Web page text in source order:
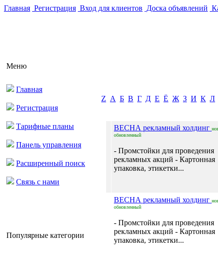
Главная Регистрация Вход для клиентов Доска объявлений
Меню
Главная
Регистрация
Тарифные планы
Панель управления
Расширенный поиск
Связь с нами
Популярные категории
Z А Б В Г Д Е Ё Ж З И К Л
ВЕСНА рекламный холдинг
обновленный
- Промстойки для проведения
рекламных акций - Картонная
упаковка, этикетки...
ВЕСНА рекламный холдинг
обновленный
- Промстойки для проведения
рекламных акций - Картонная
упаковка, этикетки...